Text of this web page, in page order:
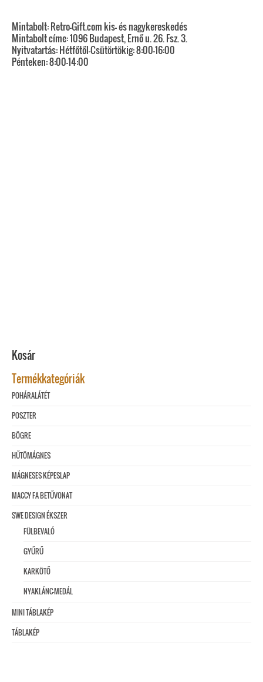
Mintabolt: Retro-Gift.com kis- és nagykereskedés
Mintabolt címe: 1096 Budapest, Ernő u. 26. Fsz. 3.
Nyitvatartás: Hétfőtől-Csütörtökig: 8:00-16:00
Pénteken: 8:00-14:00
Kosár
Termékkategóriák
POHÁRALÁTÉT
POSZTER
BÖGRE
HŰTÖMÁGNES
MÁGNESES KÉPESLAP
MACCY FA BETŰVONAT
SWE DESIGN ÉKSZER
FÜLBEVALÓ
GYŰRŰ
KARKÖTŐ
NYAKLÁNC-MEDÁL
MINI TÁBLAKÉP
TÁBLAKÉP